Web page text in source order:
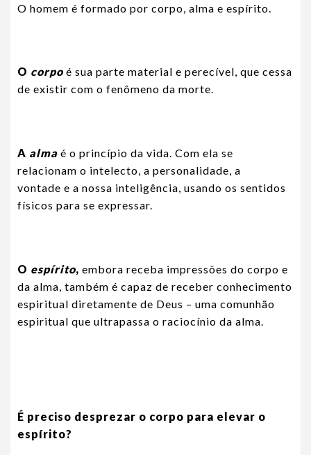
O homem é formado por corpo, alma e espírito.
O corpo é sua parte material e perecível, que cessa
de existir com o fenômeno da morte.
A alma é o princípio da vida. Com ela se
relacionam o intelecto, a personalidade, a
vontade e a nossa inteligência, usando os sentidos
físicos para se expressar.
O espírito, embora receba impressões do corpo e
da alma, também é capaz de receber conhecimento
espiritual diretamente de Deus – uma comunhão
espiritual que ultrapassa o raciocínio da alma.
É preciso desprezar o corpo para elevar o
espírito?